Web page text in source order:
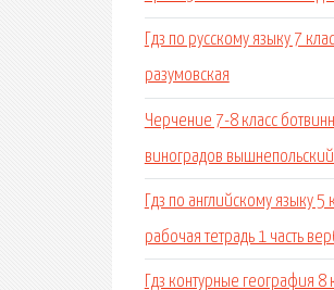
Гдз по русскому языку 7
разумовская
Черчение 7-8 класс
виноградов вышнепольский
Гдз по английскому языку 5
рабочая тетрадь 1 часть
Гдз контурные география 8